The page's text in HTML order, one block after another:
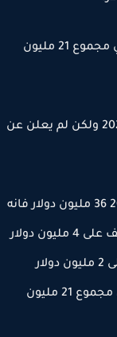
وسوف يحصل باقي المنتخبات المشاركة علي مجموع 21 مليون
هذة الجوائز بناء علي تقسيم البطولة في عام 2021 ولكن لم يعلن عن
ومن هنا نستنتج اذا كان اجمالي الجوائز في 2025 36 مليون دولار فانه
سوف يحصل البطل على 6 مليون دولار والوظيف على 4 مليون دولار
المركز الثالث على 3 مليون دولار المركز الرابع على 2 مليون دولار
وسوف يحصل باقي المنتخبات المشاركة علي مجموع 21 مليون